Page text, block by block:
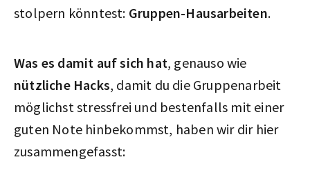
stolpern könntest: Gruppen-Hausarbeiten.
Was es damit auf sich hat, genauso wie
nützliche Hacks, damit du die Gruppenarbeit
möglichst stressfrei und bestenfalls mit einer
guten Note hinbekommst, haben wir dir hier
zusammengefasst: